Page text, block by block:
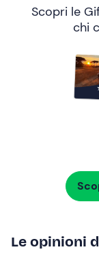
Scopri le
chi
Le opinioni